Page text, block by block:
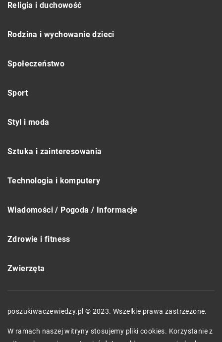
Religia i duchowość
Rodzina i wychowanie dzieci
Społeczeństwo
Sport
Styl i moda
Sztuka i zainteresowania
Technologia i komputery
Wiadomości / Pogoda / Informacje
Zdrowie i fitness
Zwierzęta
poszukiwaczewiedzy.pl © 2023. Wszelkie prawa zastrzeżone.
W ramach naszej witryny stosujemy pliki cookies. Korzystanie z